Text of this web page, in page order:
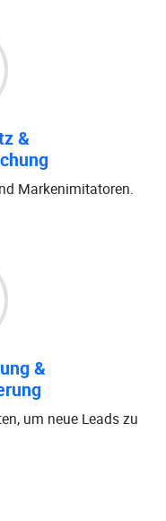
&
Markenimitatoren.
&
um neue Leads zu